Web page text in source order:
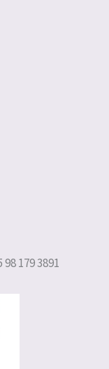
179 3891